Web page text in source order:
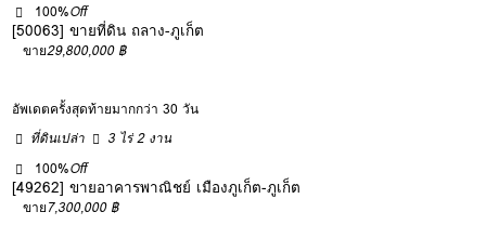
100%Off
[50063] ขายที่ดิน ถลาง-ภูเก็ต
ขาย29,800,000 ฿
อัพเดตครั้งสุดท้ายมากกว่า 30 วัน
ที่ดินเปล่า
3 ไร่ 2 งาน
100%Off
[49262] ขายอาคารพาณิชย์ เมืองภูเก็ต-ภูเก็ต
ขาย7,300,000 ฿